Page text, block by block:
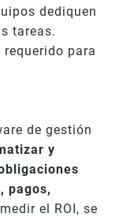
dediquen
tareas.
para
de gestión
y
pagos,
el ROI, se